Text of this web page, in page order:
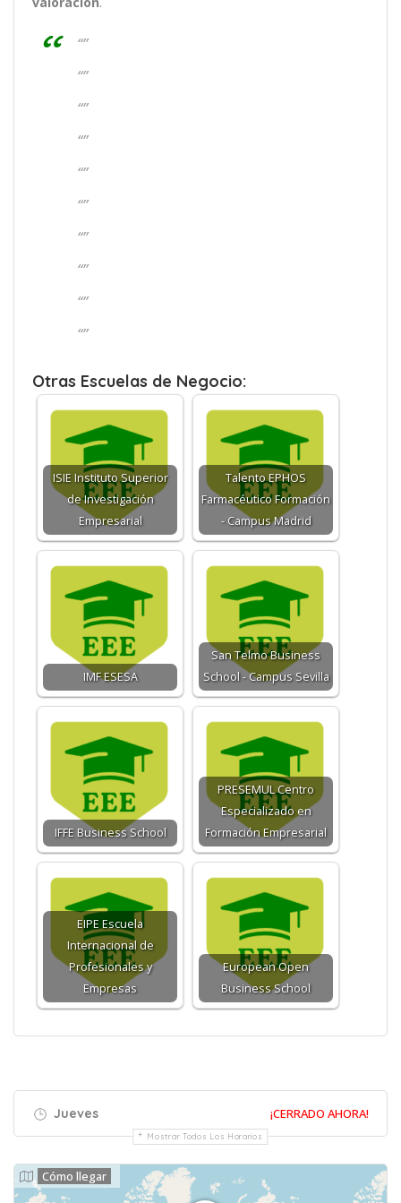
“”
“”
“”
“”
“”
“”
“”
“”
“”
“”
Otras Escuelas de Negocio:
ISIE Instituto Superior
de Investigación
Empresarial
Talento EPHOS
Farmacéutico Formación
- Campus Madrid
IMF ESESA
San Telmo Business
School - Campus Sevilla
IFFE Business School
PRESEMUL Centro
Especializado en
Formación Empresarial
EIPE Escuela
Internacional de
Profesionales y
Empresas
European Open
Business School
Jueves ¡CERRADO AHORA!
Mostrar Todos Los Horarios
Cómo llegar